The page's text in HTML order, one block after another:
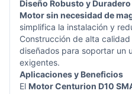
Diseño Robusto y Duradero
Motor sin necesidad de
simplifica la instalación y
Construcción de alta calidad
diseñados para soportar un
exigentes.
Aplicaciones y Beneficios
El Motor Centurion D10